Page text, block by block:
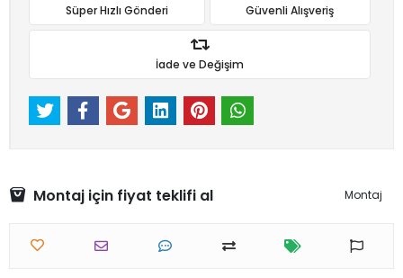
Süper Hızlı Gönderi Güvenli Alışveriş
İade ve Değişim
Montaj için fiyat teklifi al Montaj